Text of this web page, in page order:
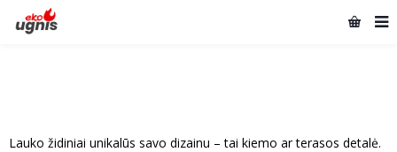
Lauko židiniai unikalūs savo dizainu – tai kiemo ar terasos detalė.